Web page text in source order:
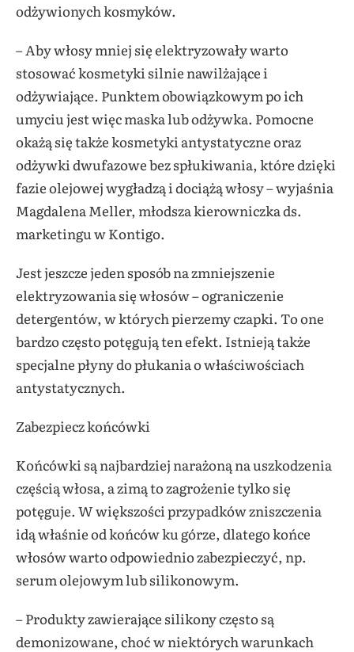
odżywionych kosmyków.
– Aby włosy mniej się elektryzowały warto
stosować kosmetyki silnie nawilżające i
odżywiające. Punktem obowiązkowym po ich
umyciu jest więc maska lub odżywka. Pomocne
okażą się także kosmetyki antystatyczne oraz
odżywki dwufazowe bez spłukiwania, które dzięki
fazie olejowej wygładzą i dociążą włosy – wyjaśnia
Magdalena Meller, młodsza kierowniczka ds.
marketingu w Kontigo.
Jest jeszcze jeden sposób na zmniejszenie
elektryzowania się włosów – ograniczenie
detergentów, w których pierzemy czapki. To one
bardzo często potęgują ten efekt. Istnieją także
specjalne płyny do płukania o właściwościach
antystatycznych.
Zabezpiecz końcówki
Końcówki są najbardziej narażoną na uszkodzenia
częścią włosa, a zimą to zagrożenie tylko się
potęguje. W większości przypadków zniszczenia
idą właśnie od końców ku górze, dlatego końce
włosów warto odpowiednio zabezpieczyć, np.
serum olejowym lub silikonowym.
– Produkty zawierające silikony często są
demonizowane, choć w niektórych warunkach